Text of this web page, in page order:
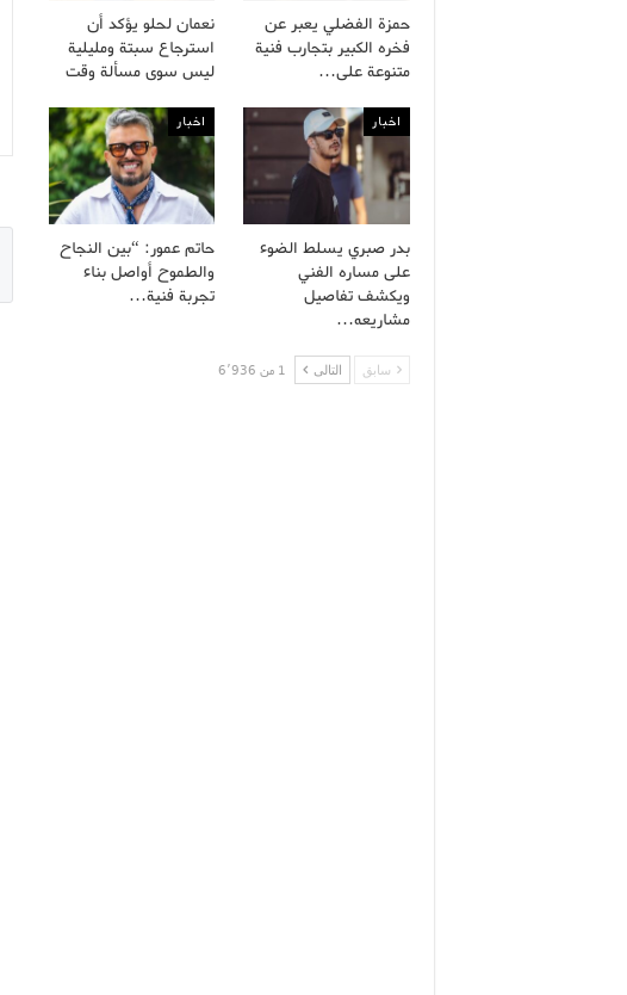
حمزة الفضلي يعبر عن
فخره الكبير بتجارب فنية
متنوعة على…
نعمان لحلو يؤكد أن
استرجاع سبتة ومليلية
ليس سوى مسألة وقت
اخبار
بدر صبري يسلط الضوء
على مساره الفني
ويكشف تفاصيل
مشاريعه…
اخبار
حاتم عمور: “بين النجاح
والطموح أواصل بناء
تجربة فنية…
سابق التالى 1 من 6٬936